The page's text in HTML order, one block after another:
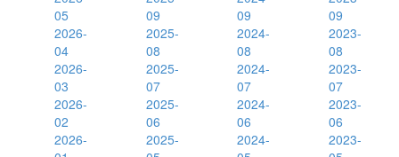
05
2026-
04
2026-
03
2026-
02
2026-
09
2025-
08
2025-
07
2025-
06
2025-
09
2024-
08
2024-
07
2024-
06
2024-
09
2023-
08
2023-
07
2023-
06
2023-